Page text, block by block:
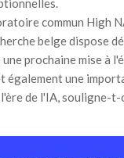
commun High
belge dispose
prochaine mise à
une
de l'IA, souligne-t-